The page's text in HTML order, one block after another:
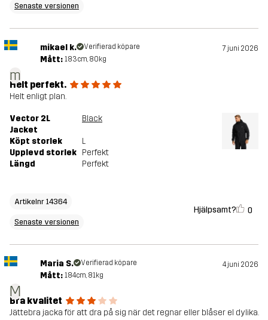
Senaste versionen
m
mikael k. Verifierad köpare 7 juni 2026
Mått: 183cm, 80kg
Helt perfekt.
Helt enligt plan.
Vector 2L
Jacket
Black
Köpt storlek
L
Upplevd storlek Perfekt
Längd
Perfekt
Artikelnr 14364
Senaste versionen
Hjälpsamt? 0
M
Maria S. Verifierad köpare 4 juni 2026
Mått: 184cm, 81kg
Bra kvalitet
Jättebra jacka för att dra på sig när det regnar eller blåser el dylika.